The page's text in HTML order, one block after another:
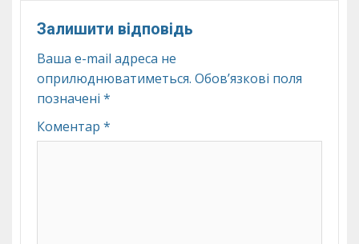
Залишити відповідь
Ваша e-mail адреса не
оприлюднюватиметься. Обов’язкові поля
позначені *
Коментар *